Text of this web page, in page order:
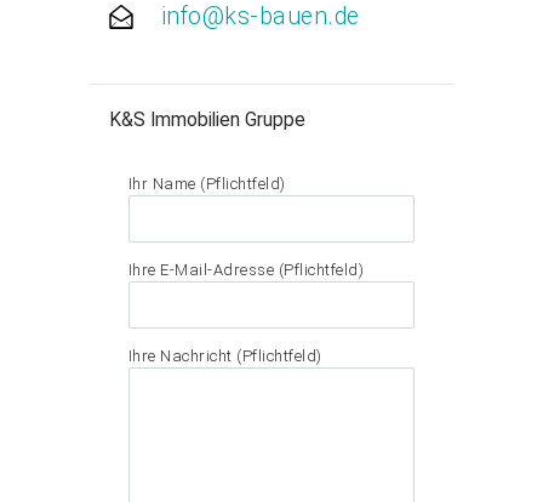
info@ks-bauen.de
K&S Immobilien Gruppe
Ihr Name (Pflichtfeld)
Ihre E-Mail-Adresse (Pflichtfeld)
Ihre Nachricht (Pflichtfeld)